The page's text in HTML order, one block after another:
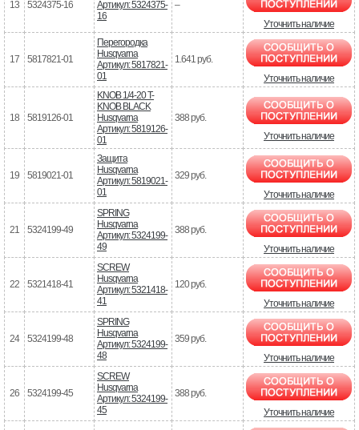
13 5324375-16
Артикул: 5324375-
16
–
Уточнить наличие
17 5817821-01
Перегородка
Husqvarna
Артикул: 5817821-
01
1.641 руб.
Уточнить наличие
18 5819126-01
KNOB 1/4-20 T-
KNOB BLACK
Husqvarna
Артикул: 5819126-
01
388 руб.
Уточнить наличие
19 5819021-01
Защита
Husqvarna
Артикул: 5819021-
01
329 руб.
Уточнить наличие
21 5324199-49
SPRING
Husqvarna
Артикул: 5324199-
49
388 руб.
Уточнить наличие
22 5321418-41
SCREW
Husqvarna
Артикул: 5321418-
41
120 руб.
Уточнить наличие
24 5324199-48
SPRING
Husqvarna
Артикул: 5324199-
48
359 руб.
Уточнить наличие
26 5324199-45
SCREW
Husqvarna
Артикул: 5324199-
45
388 руб.
Уточнить наличие